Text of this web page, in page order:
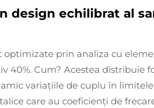
design echilibrat al
optimizate prin analiza cu
40%. Cum? Acestea distribuie
variațiile de cuplu în
care au coeficienți de